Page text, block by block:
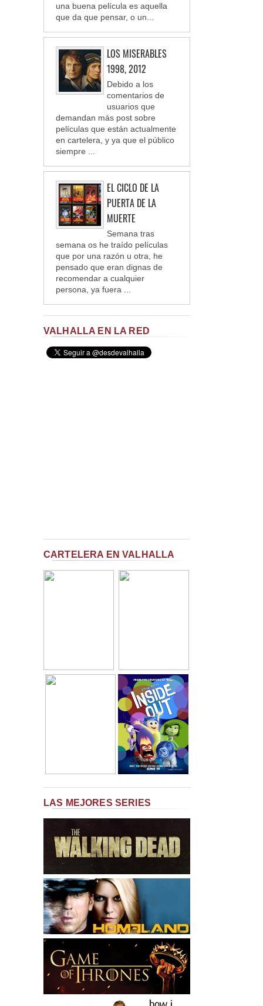
una buena película es aquella
que da que pensar, o un...
LOS MISERABLES
1998, 2012
Debido a los
comentarios de
usuarios que
demandan más post sobre
películas que están actualmente
en cartelera, y ya que el público
siempre ...
EL CICLO DE LA
PUERTA DE LA
MUERTE
Semana tras
semana os he traído películas
que por una razón u otra, he
pensado que eran dignas de
recomendar a cualquier
persona, ya fuera ...
VALHALLA EN LA RED
CARTELERA EN VALHALLA
LAS MEJORES SERIES